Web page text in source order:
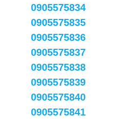
0905575834
0905575835
0905575836
0905575837
0905575838
0905575839
0905575840
0905575841